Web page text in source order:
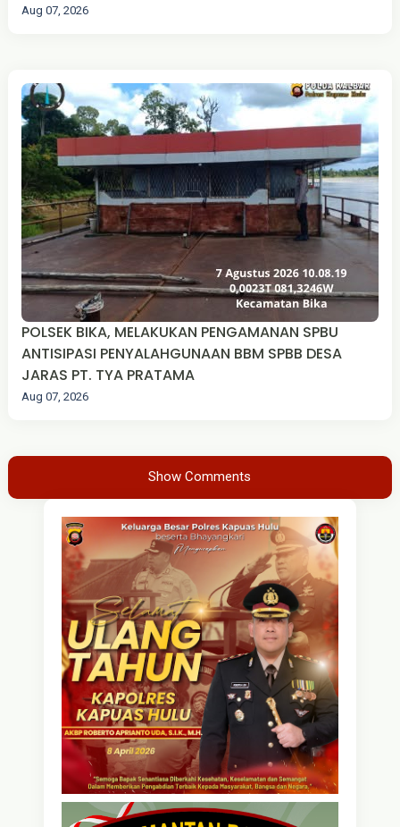
Aug 07, 2026
POLSEK BIKA, MELAKUKAN PENGAMANAN SPBU
ANTISIPASI PENYALAHGUNAAN BBM SPBB DESA
JARAS PT. TYA PRATAMA
Aug 07, 2026
Show Comments